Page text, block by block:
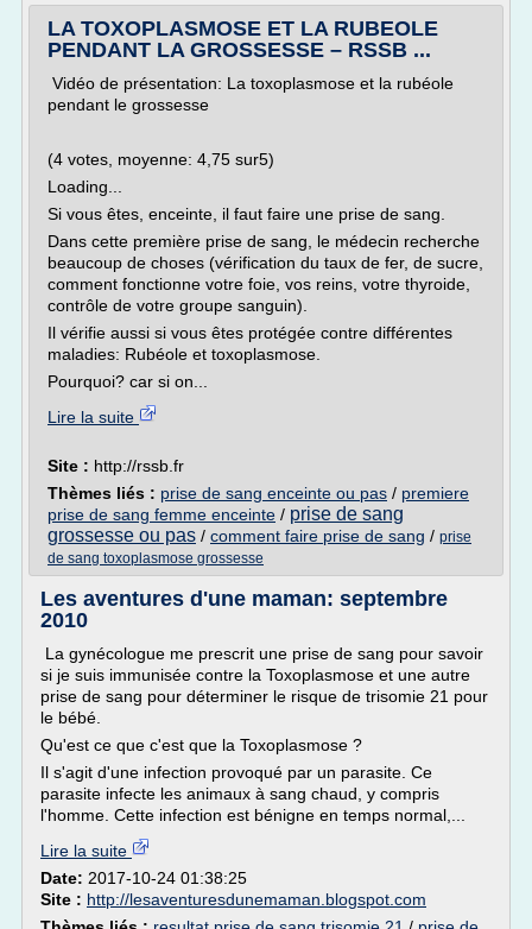
LA TOXOPLASMOSE ET LA RUBEOLE
PENDANT LA GROSSESSE – RSSB ...
Vidéo de présentation: La toxoplasmose et la rubéole
pendant le grossesse
(4 votes, moyenne: 4,75 sur5)
Loading...
Si vous êtes, enceinte, il faut faire une prise de sang.
Dans cette première prise de sang, le médecin recherche
beaucoup de choses (vérification du taux de fer, de sucre,
comment fonctionne votre foie, vos reins, votre thyroide,
contrôle de votre groupe sanguin).
Il vérifie aussi si vous êtes protégée contre différentes
maladies: Rubéole et toxoplasmose.
Pourquoi? car si on...
Lire la suite
Site : http://rssb.fr
Thèmes liés : prise de sang enceinte ou pas / premiere
prise de sang femme enceinte / prise de sang
grossesse ou pas / comment faire prise de sang / prise
de sang toxoplasmose grossesse
Les aventures d'une maman: septembre
2010
La gynécologue me prescrit une prise de sang pour savoir
si je suis immunisée contre la Toxoplasmose et une autre
prise de sang pour déterminer le risque de trisomie 21 pour
le bébé.
Qu'est ce que c'est que la Toxoplasmose ?
Il s'agit d'une infection provoqué par un parasite. Ce
parasite infecte les animaux à sang chaud, y compris
l'homme. Cette infection est bénigne en temps normal,...
Lire la suite
Date: 2017-10-24 01:38:25
Site : http://lesaventuresdunemaman.blogspot.com